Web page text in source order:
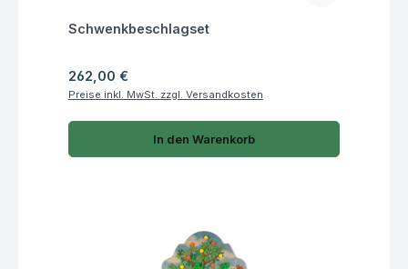
Fragen zum Artikel
Schwenkbeschlagset
Regulärer Preis:
262,00 €
Preise inkl. MwSt. zzgl. Versandkosten
In den Warenkorb